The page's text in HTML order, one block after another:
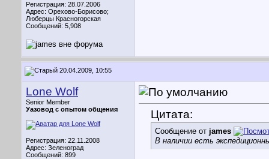
Регистрация: 28.07.2006
Адрес: Орехово-Борисово;
Люберцы Красногорская
Сообщений: 5,908
20.04.2009, 10:55
Lone Wolf
Senior Member
Уазовод с опытом общения
Регистрация: 22.11.2008
Адрес: Зеленоград
Сообщений: 899
Цитата:
Сообщение от james
В наличии есть